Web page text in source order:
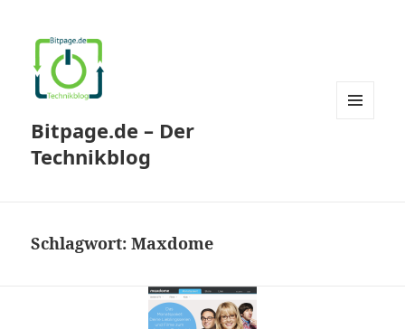
Bitpage.de – Der
Technikblog
Schlagwort:Maxdome